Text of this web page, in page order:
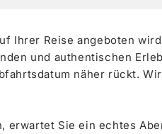
Ihrer Reise angeboten
und authentischen
näher rückt.
Sie ein echtes